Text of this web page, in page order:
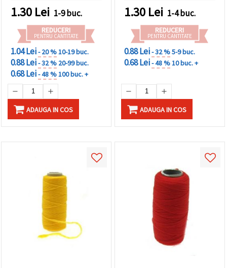
1.30 Lei 1-9 buc.
REDUCERI
PENTRU CANTITATE
1.04 Lei- 20 %10-19 buc.
0.88 Lei- 32 % 20-99 buc.
0.68 Lei- 48 %100 buc. +
ADAUGA IN COS
proiecte DIY
1.30 Lei 1-4 buc.
REDUCERI
PENTRU CANTITATE
0.88 Lei- 32 %5-9 buc.
0.68 Lei- 48 %10 buc. +
ADAUGA IN COS